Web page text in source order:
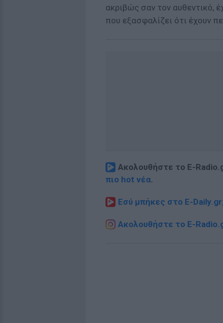
ακριβώς σαν τον αυθεντικό,
που εξασφαλίζει ότι έχουν
Ακολουθήστε το E-
πιο hot νέα.
Εσύ μπήκες στο E-
Ακολουθήστε το E-